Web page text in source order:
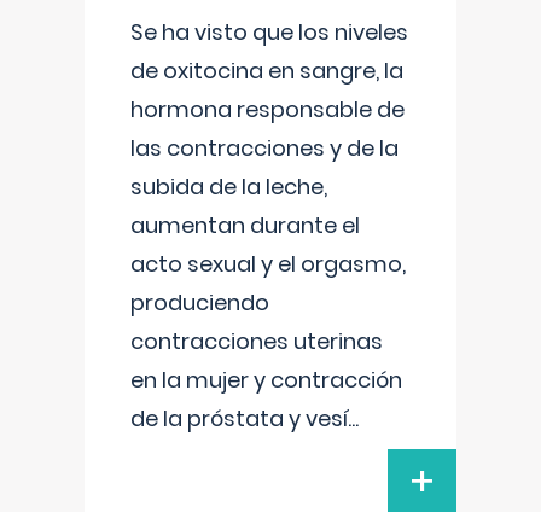
Se ha visto que los niveles
de oxitocina en sangre, la
hormona responsable de
las contracciones y de la
subida de la leche,
aumentan durante el
acto sexual y el orgasmo,
produciendo
contracciones uterinas
en la mujer y contracción
de la próstata y vesí...
+